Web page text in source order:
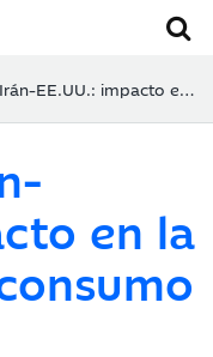
impacto en la energía y el consumo
en la